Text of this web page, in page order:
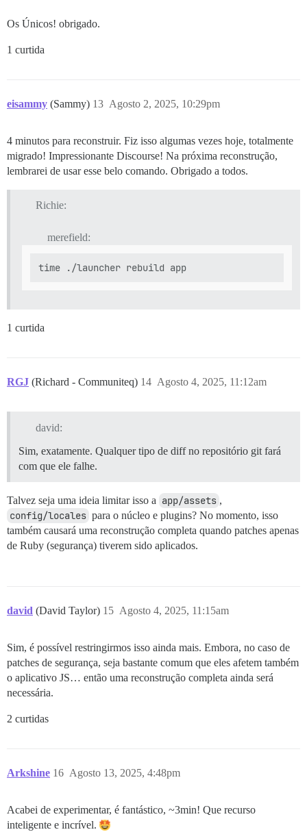
Os Únicos! obrigado.
1 curtida
eisammy (Sammy) Agosto 2, 2025, 10:29pm
13
4 minutos para reconstruir. Fiz isso algumas vezes hoje, totalmente
migrado! Impressionante Discourse! Na próxima reconstrução,
lembrarei de usar esse belo comando. Obrigado a todos.
Richie:
merefield:
1 curtida
RGJ (Richard - Communiteq) Agosto 4, 2025, 11:12am
14
david:
Sim, exatamente. Qualquer tipo de diff no repositório git fará
com que ele falhe.
Talvez seja uma ideia limitar isso a app/assets ,
config/locales para o núcleo e plugins? No momento, isso
também causará uma reconstrução completa quando patches apenas
de Ruby (segurança) tiverem sido aplicados.
david (David Taylor) Agosto 4, 2025, 11:15am
15
Sim, é possível restringirmos isso ainda mais. Embora, no caso de
patches de segurança, seja bastante comum que eles afetem também
o aplicativo JS… então uma reconstrução completa ainda será
necessária.
2 curtidas
Arkshine Agosto 13, 2025, 4:48pm
16
Acabei de experimentar, é fantástico, ~3min! Que recurso
inteligente e incrível.